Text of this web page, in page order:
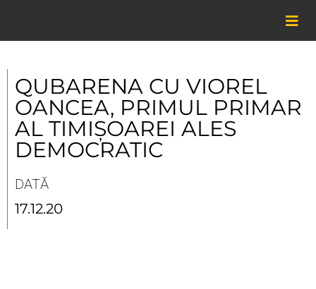
content
QUBARENA CU VIOREL
OANCEA, PRIMUL PRIMAR
AL TIMIȘOAREI ALES
DEMOCRATIC
DATĂ
17.12.20